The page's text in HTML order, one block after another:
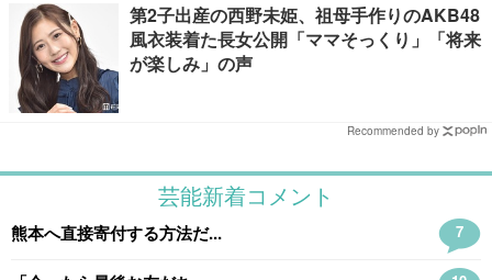
第2子出産の西野未姫、祖母手作りのAKB48
風衣装着た長女公開「ママそっくり」「将来
が楽しみ」の声
Recommended by